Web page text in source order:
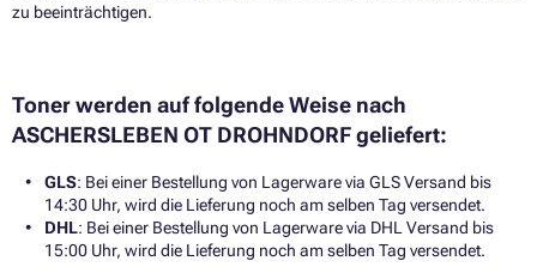
zu beeinträchtigen.​
Toner werden auf folgende Weise nach
ASCHERSLEBEN OT DROHNDORF geliefert:
GLS: Bei einer Bestellung von Lagerware via GLS Versand bis
14:30 Uhr, wird die Lieferung noch am selben Tag versendet.
DHL: Bei einer Bestellung von Lagerware via DHL Versand bis
15:00 Uhr, wird die Lieferung noch am selben Tag versendet.